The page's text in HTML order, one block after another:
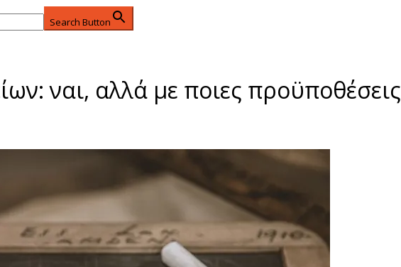
Search Button
ναι, αλλά με ποιες προϋποθέσεις